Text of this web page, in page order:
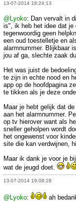
13-07-2014 18:24:13
@Lyoko: Dan vervalt in
is", ik heb het idee dat
tegenwoordig geen
een oud toestelletje en
alarmnummer. Blijkbaar
jou af ga, slechte zaak
Het was juist de
te zijn in echte nood en
app op de hoofdpagina
te tikken als je deze
Maar je hebt gelijk dat
aan het alarmnummer.
op tv hierover want als
sneller geholpen wordt
het ongewenst voor
site die kan verdwijnen,
Maar ik dank je voor je
wat de jeugd doet.
13-07-2014 19:08:28
@Lyoko: ah